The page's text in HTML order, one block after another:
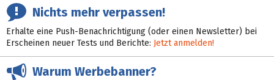
Nichts mehr verpassen!
Erhalte eine Push-Benachrichtigung (oder einen Newsletter) bei
Erscheinen neuer Tests und Berichte: Jetzt anmelden!
Warum Werbebanner?